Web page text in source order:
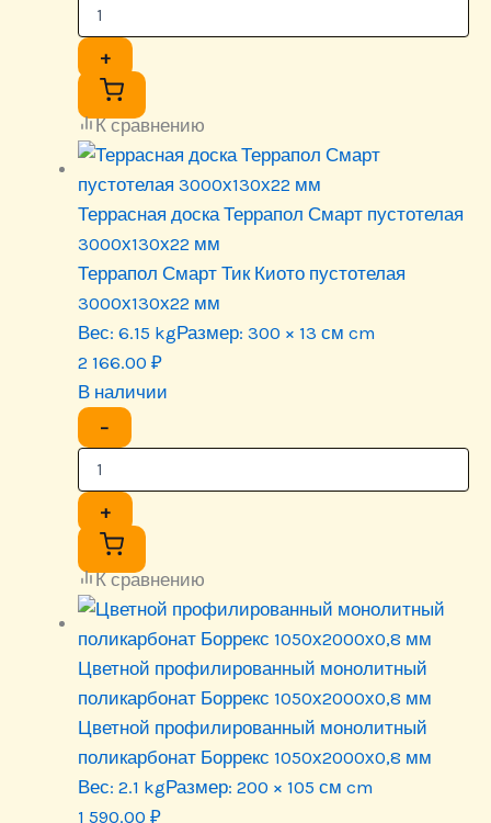
+
К сравнению
Террасная доска Террапол Смарт пустотелая
3000х130х22 мм
Террапол Смарт Тик Киото пустотелая
3000х130х22 мм
Вес: 6.15 kgРазмер: 300 × 13 см cm
2 166.00 ₽
В наличии
−
+
К сравнению
Цветной профилированный монолитный
поликарбонат Боррекс 1050х2000х0,8 мм
Цветной профилированный монолитный
поликарбонат Боррекс 1050х2000х0,8 мм
Вес: 2.1 kgРазмер: 200 × 105 см cm
1 590.00 ₽